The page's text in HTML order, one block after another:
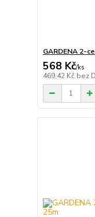
GARDENA 2-
568 Kč/ks
469,42 Kč bez